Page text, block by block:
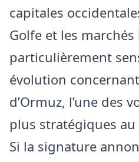
capitales
Golfe et les
particulièrement
évolution
d’Ormuz, l’une des
plus stratégiques au
Si la signature